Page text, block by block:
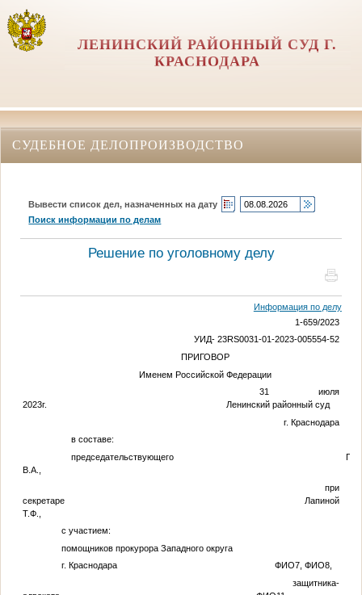
ЛЕНИНСКИЙ РАЙОННЫЙ СУД Г.
КРАСНОДАРА
СУДЕБНОЕ ДЕЛОПРОИЗВОДСТВО
Вывести список дел, назначенных на дату
Поиск информации по делам
Решение по уголовному делу
Информация по делу
1-659/2023
УИД- 23RS0031-01-2023-005554-52
ПРИГОВОР
Именем Российской Федерации
31 июля
2023г. Ленинский районный суд
г. Краснодара
в составе:
председательствующего
В.А.,
при
секретаре Лапиной
Т.Ф.,
с участием:
помощников прокурора Западного округа
г. Краснодара ФИО7, ФИО8,
защитника-